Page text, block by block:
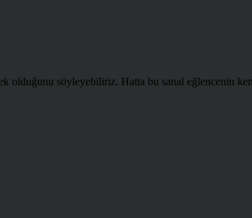
olduğunu söyleyebiliriz. Hatta bu sanal eğlencenin